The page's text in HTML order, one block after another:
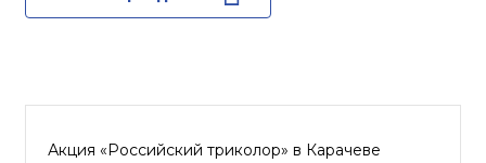
Акция «Российский триколор» в Карачеве